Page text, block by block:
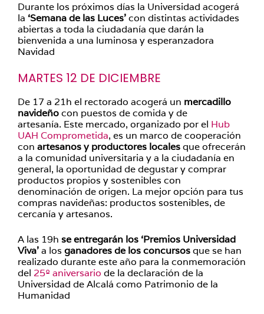
Durante los próximos días la Universidad acogerá
la ‘Semana de las Luces’con distintas actividades
abiertas a toda la ciudadanía que darán la
bienvenida a una luminosa y esperanzadora
Navidad
MARTES 12 DE DICIEMBRE
De 17 a 21h el rectorado acogerá un mercadillo
navideñocon puestos de comida y de
artesanía. Este mercado, organizado por el Hub
UAH Comprometida, es un marco de cooperación
con artesanos y productores localesque ofrecerán
a la comunidad universitaria y a la ciudadanía en
general, la oportunidad de degustar y comprar
productos propios y sostenibles con
denominación de origen. La mejor opción para tus
compras navideñas: productos sostenibles, de
cercanía y artesanos.
A las 19h se entregarán los ‘Premios Universidad
Viva’a los ganadores de los concursosque se han
realizado durante este año para la conmemoración
del 25º aniversario de la declaración de la
Universidad de Alcalá como Patrimonio de la
Humanidad